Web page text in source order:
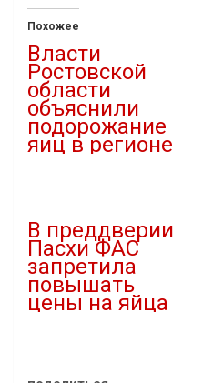
Похожее
Власти
Ростовской
области
объяснили
подорожание
яиц в регионе
В преддверии
Пасхи ФАС
запретила
повышать
цены на яйца